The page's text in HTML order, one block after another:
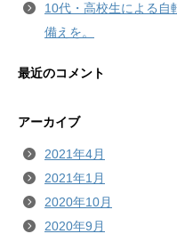
10代・高校生による自
備えを。
最近のコメント
アーカイブ
2021年4月
2021年1月
2020年10月
2020年9月